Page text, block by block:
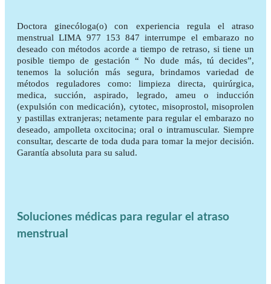
Doctora ginecóloga(o) con experiencia regula el atraso
menstrual LIMA 977 153 847 interrumpe el embarazo no
deseado con métodos acorde a tiempo de retraso, si tiene un
posible tiempo de gestación “ No dude más, tú decides”,
tenemos la solución más segura, brindamos variedad de
métodos reguladores como: limpieza directa, quirúrgica,
medica, succión, aspirado, legrado, ameu o inducción
(expulsión con medicación), cytotec, misoprostol, misoprolen
y pastillas extranjeras; netamente para regular el embarazo no
deseado, ampolleta oxcitocina; oral o intramuscular. Siempre
consultar, descarte de toda duda para tomar la mejor decisión.
Garantía absoluta para su salud.
Soluciones médicas para regular el atraso
menstrual